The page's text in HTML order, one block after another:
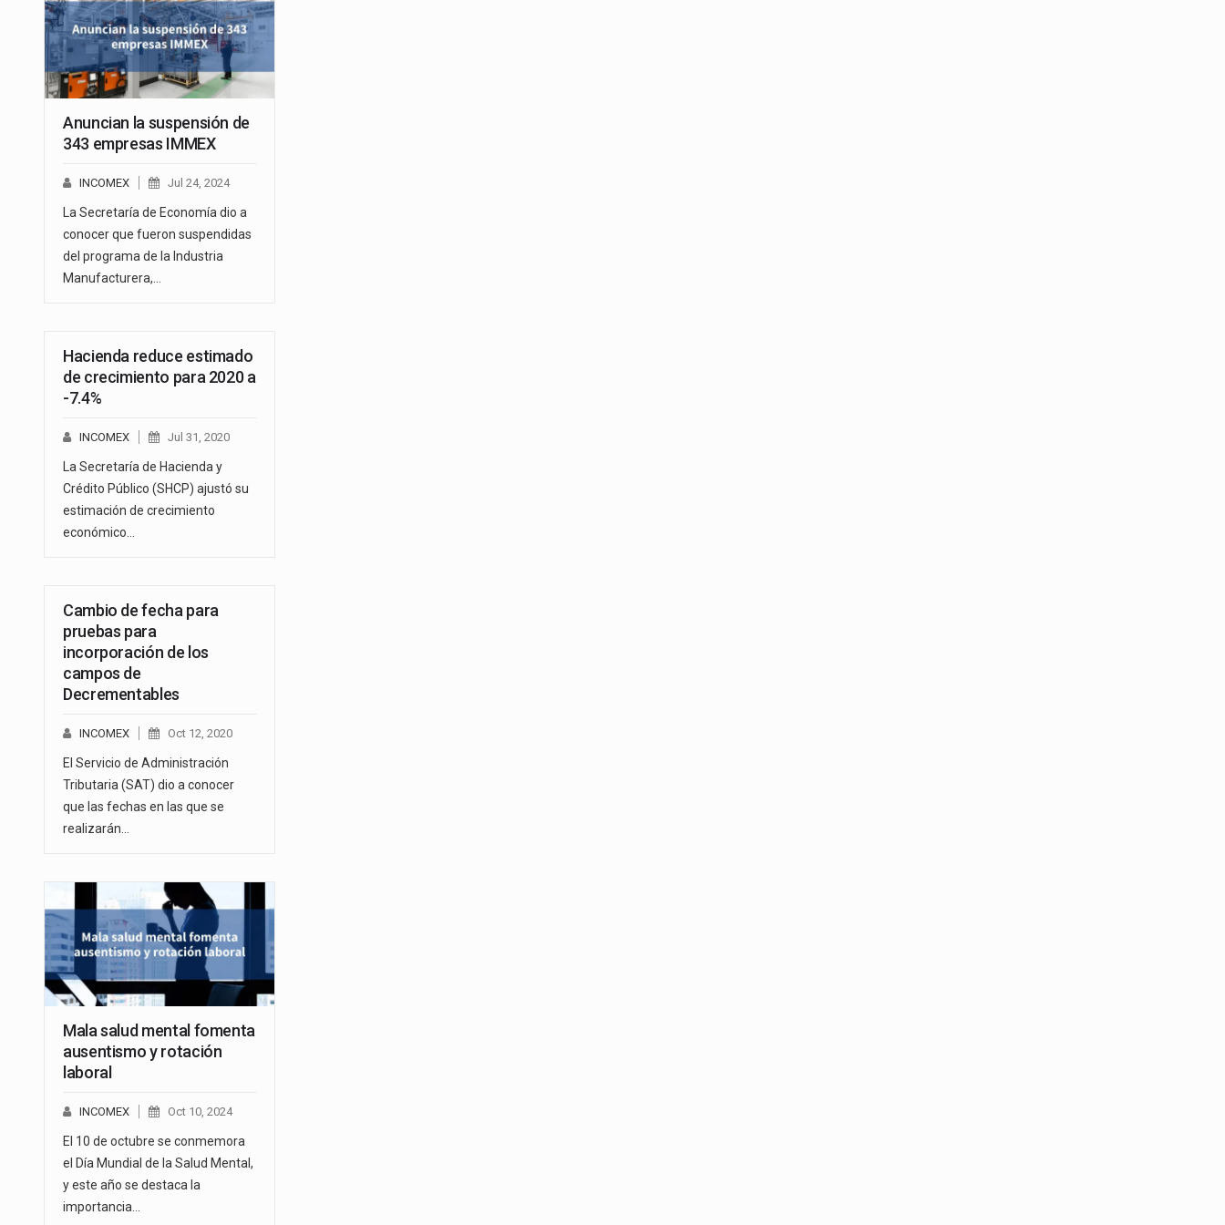
Anuncian la suspensión de
343 empresas IMMEX
INCOMEX Jul 24, 2024
La Secretaría de Economía dio a
conocer que fueron suspendidas
del programa de la Industria
Manufacturera,…
Hacienda reduce estimado
de crecimiento para 2020 a
-7.4%
INCOMEX Jul 31, 2020
La Secretaría de Hacienda y
Crédito Público (SHCP) ajustó su
estimación de crecimiento
económico…
Cambio de fecha para
pruebas para
incorporación de los
campos de
Decrementables
INCOMEX Oct 12, 2020
El Servicio de Administración
Tributaria (SAT) dio a conocer
que las fechas en las que se
realizarán…
Mala salud mental fomenta
ausentismo y rotación
laboral
INCOMEX Oct 10, 2024
El 10 de octubre se conmemora
el Día Mundial de la Salud Mental,
y este año se destaca la
importancia…